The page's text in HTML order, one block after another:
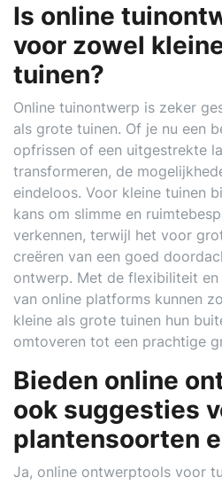
Is online
voor zowel
tuinen?
Online tuinontwerp is zeker
als grote tuinen. Of je nu een
opfrissen of een uitgestrekte
transformeren, de
eindeloos. Voor kleine tuinen
kans om slimme en
verkennen, terwijl het voor
creëren van een goed
ontwerp. Met de flexibiliteit
van online platforms kunnen
kleine als grote tuinen hun
omtoveren tot een prachtige
Bieden online
ook suggesties
plantensoorten
Ja, online ontwerptools voor